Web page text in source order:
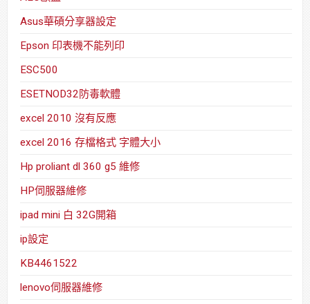
Asus華碩分享器設定
Epson 印表機不能列印
ESC500
ESETNOD32防毒軟體
excel 2010 沒有反應
excel 2016 存檔格式 字體大小
Hp proliant dl 360 g5 維修
HP伺服器維修
ipad mini 白 32G開箱
ip設定
KB4461522
lenovo伺服器維修